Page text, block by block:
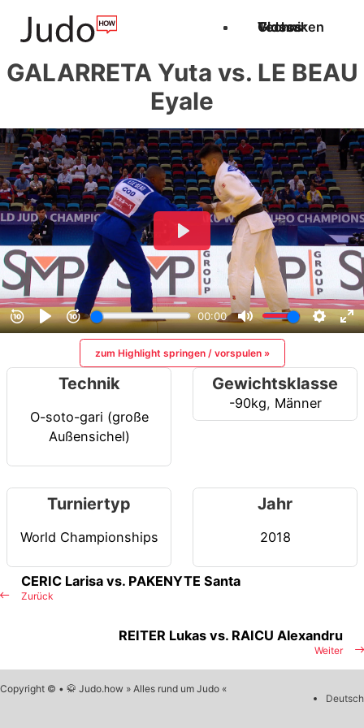
Techniken
Videos
Glossar
GALARRETA Yuta vs. LE BEAU
Eyale
zum Highlight springen / vorspulen »
Technik
O-soto-gari (große
Außensichel)
Gewichtsklasse
-90kg, Männer
Turniertyp
World Championships
Jahr
2018
Zurück
CERIC Larisa vs. PAKENYTE Santa
Weiter
REITER Lukas vs. RAICU Alexandru
Copyright © • 🥋 Judo.how » Alles rund um Judo «
Deutsch